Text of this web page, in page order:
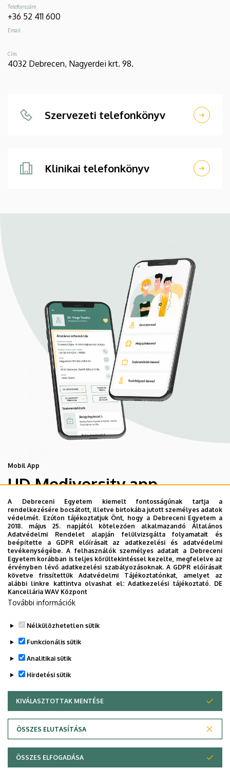
Telefonszám
+36 52 411 600
Email
Cím
4032 Debrecen, Nagyerdei krt. 98.
Szervezeti telefonkönyv
Klinikai telefonkönyv
Mobil App
UD Mediversity app
Az UD Mediversity mobilalkalmazás a Debreceni Egyetem
előremutató fejlesztése, melynek célja, hogy a betegek
és a hozzátartozók egyszerűen, gyorsan
eligazodhassanak a Klinikai Központ szolgáltatásai
között, mert az Ön egészsége a mi prioritásunk. A
Debreceni Egyetem egészségügyi ellátáskereső
alkalmazása lehetővé teszi felhasználói számára az
egyetem egészségügyi információihoz való naprakész
TOVÁBBI INFORMÁCIÓK
Adatvédelem
A Debreceni Egyetem kiemelt fontosságúnak tartja a
rendelkezésére bocsátott, illetve birtokába jutott személyes adatok
védelmét. Ezúton tájékoztatjuk Önt, hogy a Debreceni Egyetem a
2018. május 25. napjától kötelezően alkalmazandó Általános
Adatvédelmi Rendelet alapján felülvizsgálta folyamatait és
beépítette a GDPR előírásait az adatkezelési és adatvédelmi
tevékenységébe. A felhasználók személyes adatait a Debreceni
Egyetem korábban is teljes körültekintéssel kezelte, megfelelve az
érvényben lévő adatkezelési szabályozásoknak. A GDPR előírásait
követve frissítettük Adatvédelmi Tájékoztatónkat, amelyet az
alábbi linkre kattintva olvashat el:Adatkezelési tájékoztató. DE
Kancellária WAV Központ
További információk
Nélkülözhetetlen sütik
Funkcionális sütik
Analitikai sütik
Hirdetési sütik
KIVÁLASZTOTTAK MENTÉSE
ÖSSZES ELUTASÍTÁSA
WITHDRAW CONSENT
ÖSSZES ELFOGADÁSA